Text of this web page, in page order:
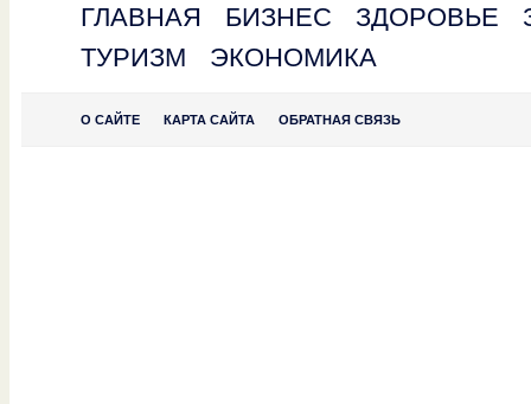
ГЛАВНАЯ БИЗНЕС ЗДОРОВЬЕ
ТУРИЗМ
ЭКОНОМИКА
О САЙТЕ КАРТА САЙТА ОБРАТНАЯ СВЯЗЬ